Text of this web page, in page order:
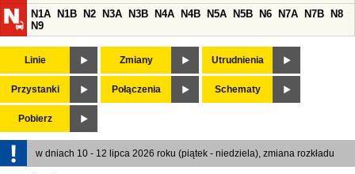
N1A
N1B N2 N3A N3B N4A N4B N5A N5B N6 N7A N7B
N8
N9
Linie Zmiany Utrudnienia
Przystanki Połączenia Schematy
Pobierz
w dniach 10 - 12 lipca 2026 roku (piątek - niedziela), zmiana rozkładu